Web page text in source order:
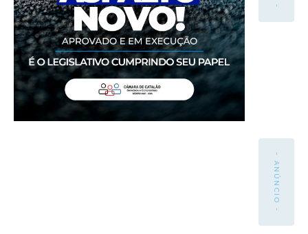
- ANÚNCIO -